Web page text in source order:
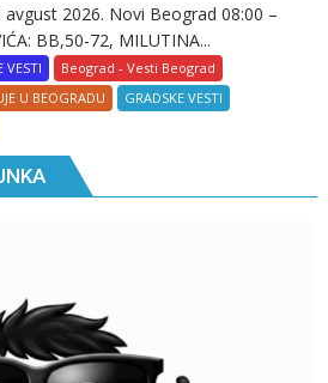
2026. Novi Beograd 08:00 –
BB,50-72, MILUTINA...
VESTI
Beograd - Vesti Beograd
U BEOGRADU
GRADSKE VESTI